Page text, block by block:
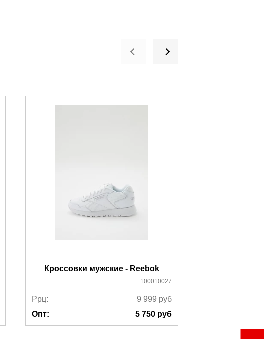
Кроссовки мужские - Reebok
100010027
Ррц: 9 999 руб
Опт:
5 750 руб